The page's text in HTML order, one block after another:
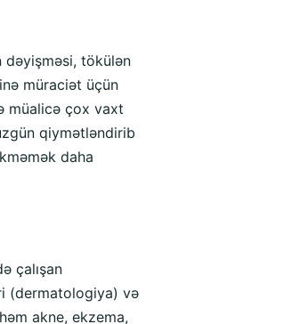
dəyişməsi, tökülən
müraciət üçün
müalicə çox vaxt
qiymətləndirib
daha
çalışan
(dermatologiya) və
akne, ekzema,